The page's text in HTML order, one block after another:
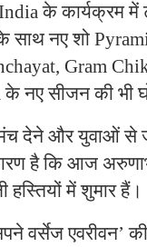
के कार्यक्रम में
नए शो
Gram
नए सीजन की भी
देने और युवाओं से
है कि आज
में शुमार हैं।
वर्सेज एवरीवन’